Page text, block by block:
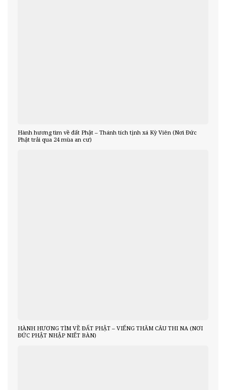
Hành hương tìm về đất Phật – Thánh tích tịnh xá Kỳ Viên (Nơi Đức
Phật trải qua 24 mùa an cư)
HÀNH HƯƠNG TÌM VỀ ĐẤT PHẬT – VIẾNG THĂM CÂU THI NA (NƠI
ĐỨC PHẬT NHẬP NIẾT BÀN)